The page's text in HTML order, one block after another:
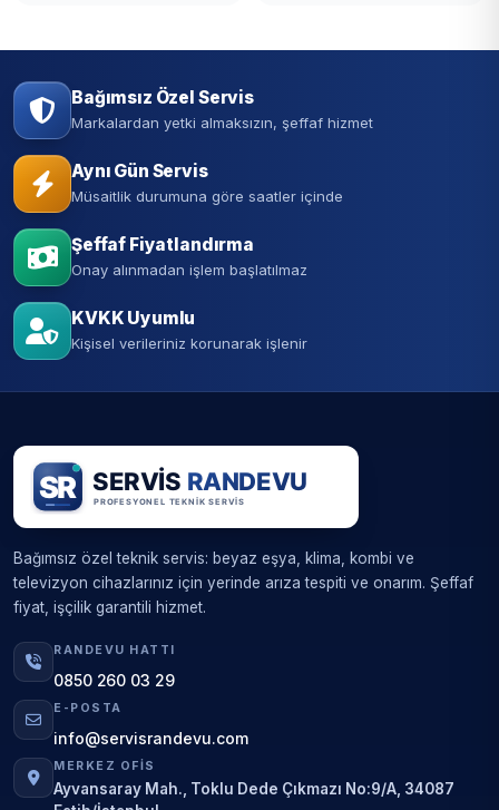
Bağımsız Özel Servis
Markalardan yetki almaksızın, şeffaf hizmet
Aynı Gün Servis
Müsaitlik durumuna göre saatler içinde
Şeffaf Fiyatlandırma
Onay alınmadan işlem başlatılmaz
KVKK Uyumlu
Kişisel verileriniz korunarak işlenir
Bağımsız özel teknik servis: beyaz eşya, klima, kombi ve
televizyon cihazlarınız için yerinde arıza tespiti ve onarım. Şeffaf
fiyat, işçilik garantili hizmet.
RANDEVU HATTI
0850 260 03 29
E-POSTA
info@servisrandevu.com
MERKEZ OFIS
Ayvansaray Mah., Toklu Dede Çıkmazı No:9/A, 34087